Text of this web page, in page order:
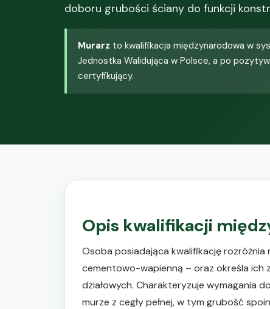
doboru grubości ściany do funkcji
Murarz to kwalifikacja międzynarodowa w
Jednostka Walidująca w Polsce, a po
certyfikujący.
Opis kwalifikacji
Osoba posiadająca kwalifikację
cementowo-wapienną – oraz określa ich
działowych. Charakteryzuje wymagania
murze z cegły pełnej, w tym grubość